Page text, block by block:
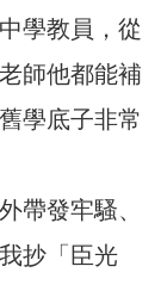
學教員，從
師他都能補
學底子非常
帶發牢騷、
抄「臣光